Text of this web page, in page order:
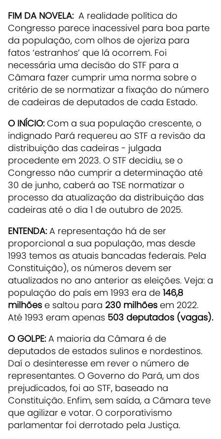
FIM DA NOVELA:A realidade política do
Congresso parece inacessivel para boa parte
da população, com olhos de ojeriza para
fatos ‘estranhos’ que lá ocorrem. Foi
necessária uma decisão do STF para a
Câmara fazer cumprir uma norma sobre o
critério de se normatizar a fixação do número
de cadeiras de deputados de cada Estado.
O INÍCIO:Com a sua população crescente, o
indignado Pará requereu ao STF a revisão da
distribuição das cadeiras - julgada
procedente em 2023. O STF decidiu, se o
Congresso não cumprir a determinação até
30 de junho, caberá ao TSE normatizar o
processo da atualização da distribuição das
cadeiras até o dia 1 de outubro de 2025.
ENTENDA:A representação há de ser
proporcional a sua população, mas desde
1993 temos as atuais bancadas federais. Pela
Constituição), os números devem ser
atualizados no ano anterior as eleições. Veja: a
população do país em 1993 era de 146,8
milhões e saltou para 230 milhões em 2022.
Até 1993 eram apenas 503 deputados (vagas).
O GOLPE:A maioria da Câmara é de
deputados de estados sulinos e nordestinos.
Daí o desinteresse em rever o número de
representantes. O Governo do Pará, um dos
prejudicados, foi ao STF, baseado na
Constituição. Enfim, sem saída, a Câmara teve
que agilizar e votar. O corporativismo
parlamentar foi derrotado pela Justiça.